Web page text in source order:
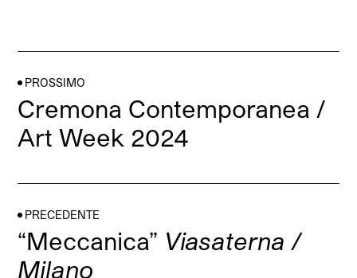
PROSSIMO
Cremona Contemporanea /
Art Week 2024
PRECEDENTE
“Meccanica” Viasaterna /
Milano